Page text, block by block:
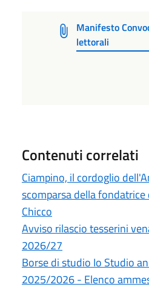
Manifesto
lettorali
Contenuti correlati
Ciampino, il cordoglio
scomparsa della
Chicco
Avviso rilascio tesserini
2026/27
Borse di studio Io Studio
2025/2026 - Elenco